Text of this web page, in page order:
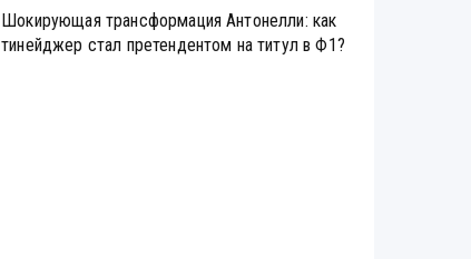
Шокирующая трансформация Антонелли: как
тинейджер стал претендентом на титул в Ф1?